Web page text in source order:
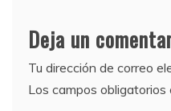
Deja un
Tu dirección de correo
Los campos